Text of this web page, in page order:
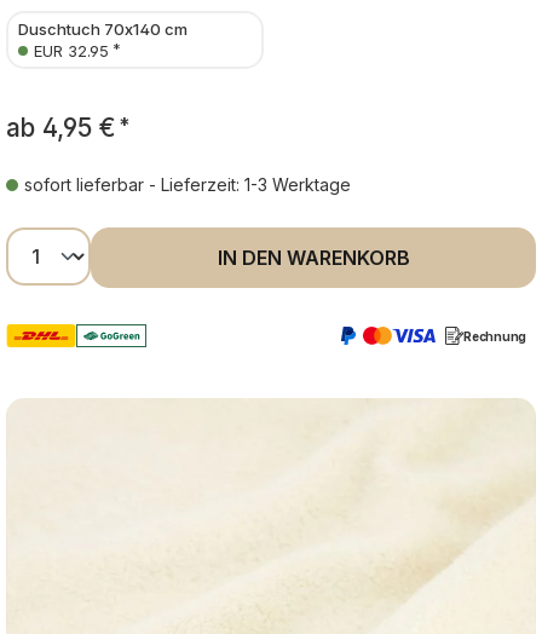
Duschtuch 70x140 cm
EUR 32.95 *
ab 4,95 € *
sofort lieferbar - Lieferzeit: 1-3 Werktage
Produkt Anzahl: Gib den gewünschten
IN DEN WARENKORB
Rechnung